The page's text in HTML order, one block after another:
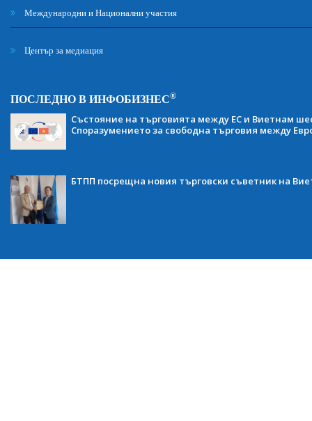
Международни и Национални участия
Център за медиация
ПОСЛЕДНО В ИНФОБИЗНЕС®
Състояние на търговията между ЕС и Виетнам
Споразумението за свободна търговия между
БТПП посрещна новия търговски съветник на